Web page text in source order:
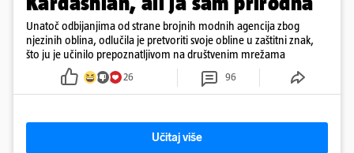
Unatoč odbijanjima od strane brojnih modnih agencija zbog
njezinih oblina, odlučila je pretvoriti svoje obline u zaštitni znak,
što ju je učinilo prepoznatljivom na društvenim mrežama
26 96
Učitaj više